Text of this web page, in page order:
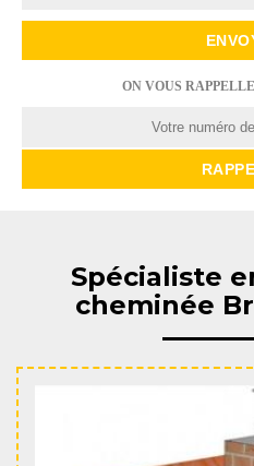
ON VOUS
Spécialiste
cheminée